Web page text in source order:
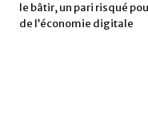
le bâtir, un pari risqué
de l’économie digitale